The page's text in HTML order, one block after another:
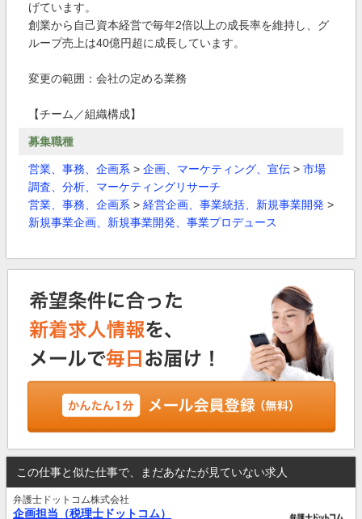
げています。
創業から自己資本経営で毎年2倍以上の成長率を維持し、グ
ループ売上は40億円超に成長しています。
変更の範囲：会社の定める業務
【チーム／組織構成】
募集職種
営業、事務、企画系 > 企画、マーケティング、宣伝 > 市場
調査、分析、マーケティングリサーチ
営業、事務、企画系 > 経営企画、事業統括、新規事業開発 >
新規事業企画、新規事業開発、事業プロデュース
この仕事と似た仕事で、まだあなたが見ていない求人
弁護士ドットコム株式会社
企画担当（税理士ドットコム）